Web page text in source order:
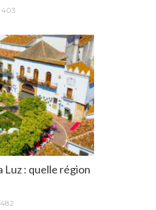
403
Luz : quelle région
482